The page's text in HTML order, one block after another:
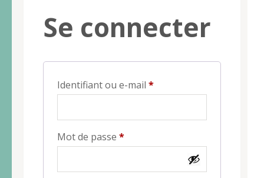
Se connecter
Identifiant ou e-mail *Obligatoire
Mot de passe *Obligatoire